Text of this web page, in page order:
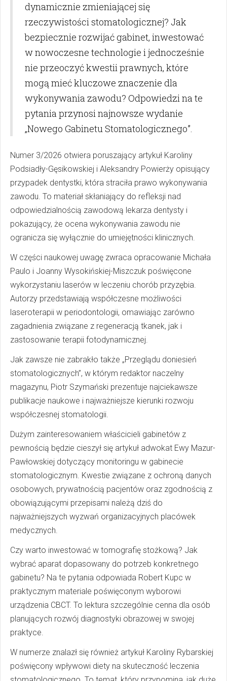
dynamicznie zmieniającej się
rzeczywistości stomatologicznej? Jak
bezpiecznie rozwijać gabinet, inwestować
w nowoczesne technologie i jednocześnie
nie przeoczyć kwestii prawnych, które
mogą mieć kluczowe znaczenie dla
wykonywania zawodu? Odpowiedzi na te
pytania przynosi najnowsze wydanie
„Nowego Gabinetu Stomatologicznego”.
Numer 3/2026 otwiera poruszający artykuł Karoliny
Podsiadły-Gęsikowskiej i Aleksandry Powierży opisujący
przypadek dentystki, która straciła prawo wykonywania
zawodu. To materiał skłaniający do refleksji nad
odpowiedzialnością zawodową lekarza dentysty i
pokazujący, że ocena wykonywania zawodu nie
ogranicza się wyłącznie do umiejętności klinicznych.
W części naukowej uwagę zwraca opracowanie Michała
Paulo i Joanny Wysokińskiej-Miszczuk poświęcone
wykorzystaniu laserów w leczeniu chorób przyzębia.
Autorzy przedstawiają współczesne możliwości
laseroterapii w periodontologii, omawiając zarówno
zagadnienia związane z regeneracją tkanek, jak i
zastosowanie terapii fotodynamicznej.
Jak zawsze nie zabrakło także „Przeglądu doniesień
stomatologicznych”, w którym redaktor naczelny
magazynu, Piotr Szymański prezentuje najciekawsze
publikacje naukowe i najważniejsze kierunki rozwoju
współczesnej stomatologii.
Dużym zainteresowaniem właścicieli gabinetów z
pewnością będzie cieszył się artykuł adwokat Ewy Mazur-
Pawłowskiej dotyczący monitoringu w gabinecie
stomatologicznym. Kwestie związane z ochroną danych
osobowych, prywatnością pacjentów oraz zgodnością z
obowiązującymi przepisami należą dziś do
najważniejszych wyzwań organizacyjnych placówek
medycznych.
Czy warto inwestować w tomografię stożkową? Jak
wybrać aparat dopasowany do potrzeb konkretnego
gabinetu? Na te pytania odpowiada Robert Kupc w
praktycznym materiale poświęconym wyborowi
urządzenia CBCT. To lektura szczególnie cenna dla osób
planujących rozwój diagnostyki obrazowej w swojej
praktyce.
W numerze znalazł się również artykuł Karoliny Rybarskiej
poświęcony wpływowi diety na skuteczność leczenia